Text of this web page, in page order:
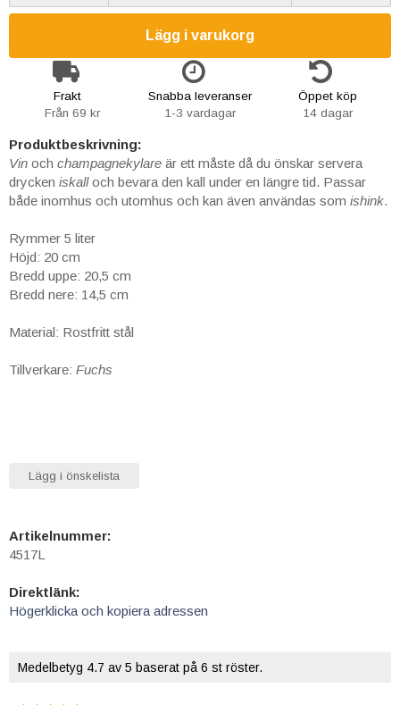
Lägg i varukorg
Frakt
Från 69 kr
Snabba leveranser
1-3 vardagar
Öppet köp
14 dagar
Produktbeskrivning:
Vin och champagnekylare är ett måste då du önskar servera
drycken iskalloch bevara den kall under en längre tid. Passar
både inomhus och utomhus och kan även användas som ishink.
Rymmer 5 liter
Höjd: 20 cm
Bredd uppe: 20,5 cm
Bredd nere: 14,5 cm
Material: Rostfritt stål
Tillverkare: Fuchs
Lägg i önskelista
Artikelnummer:
4517L
Direktlänk:
Högerklicka och kopiera adressen
Medelbetyg 4.7 av 5 baserat på 6 st röster.